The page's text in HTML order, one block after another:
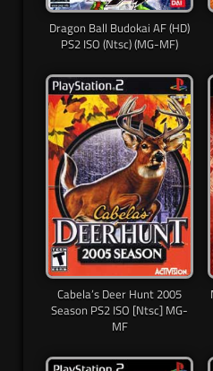
Dragon Ball Budokai AF (HD)
PS2 ISO (Ntsc) (MG-MF)
Cabela’s Deer Hunt 2005
Season PS2 ISO [Ntsc] MG-
MF